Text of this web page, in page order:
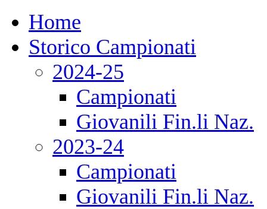
Home
Storico Campionati
2024-25
Campionati
Giovanili Fin.li Naz.
2023-24
Campionati
Giovanili Fin.li Naz.